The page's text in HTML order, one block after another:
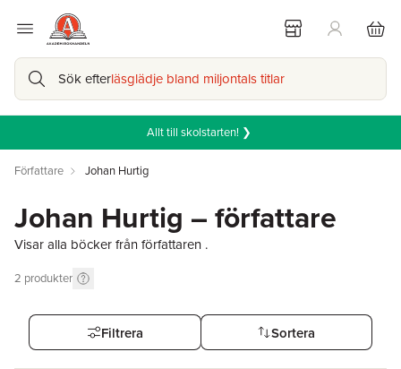
Sök efterläsglädje bland miljontals titlar
Allt till skolstarten! ❯
Författare Johan Hurtig
Johan Hurtig – författare
Visar alla böcker från författaren .
2 produkter
Filtrera Sortera